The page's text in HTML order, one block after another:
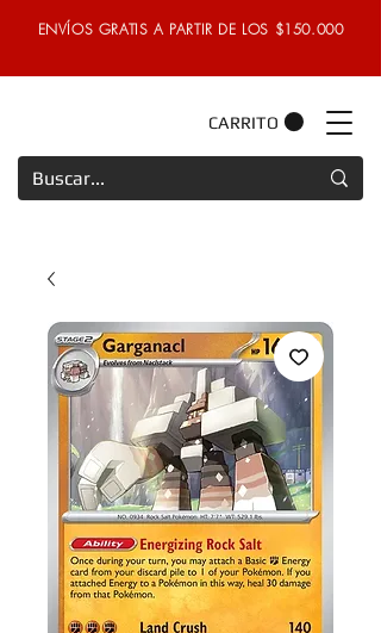
ENVÍOS GRATIS A PARTIR DE LOS $150.000
CARRITO